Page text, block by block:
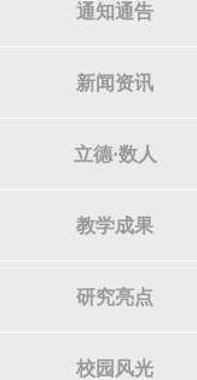
通知通告
新闻资讯
立德·数人
教学成果
研究亮点
校园风光